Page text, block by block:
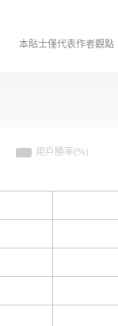
本貼士僅代表作者觀點